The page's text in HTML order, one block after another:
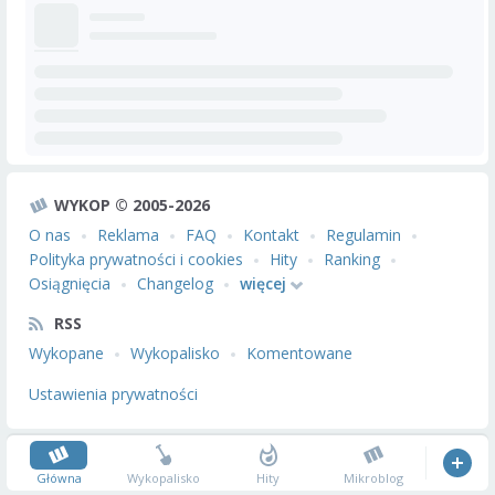
WYKOP © 2005-2026
O nas
Reklama FAQ Kontakt
Regulamin
Polityka prywatności i cookies
Hity
Ranking
Osiągnięcia
Changelog
więcej
RSS
Wykopane
Wykopalisko
Komentowane
Ustawienia prywatności
Główna Wykopalisko Hity Mikroblog